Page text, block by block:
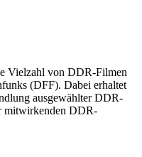
Vielzahl von DDR-Filmen
(DFF). Dabei erhaltet
ausgewählter DDR-
mitwirkenden DDR-